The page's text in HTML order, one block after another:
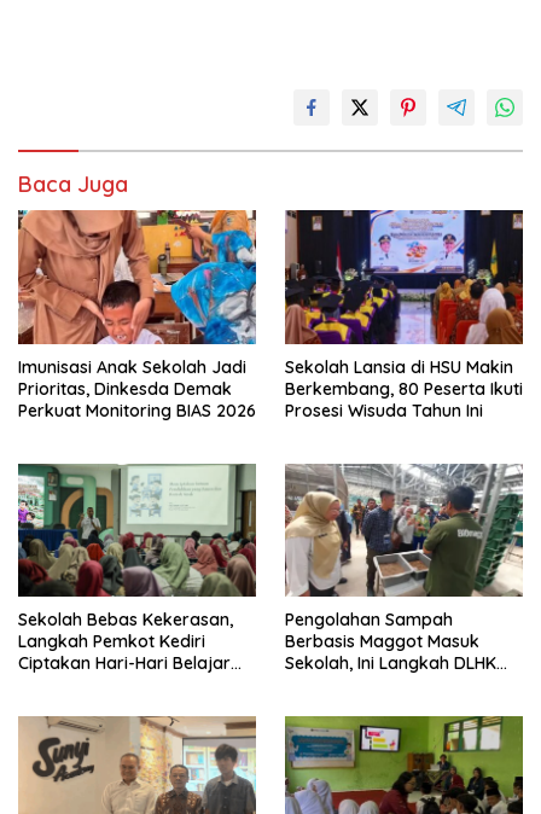
Baca Juga
Imunisasi Anak Sekolah Jadi
Prioritas, Dinkesda Demak
Perkuat Monitoring BIAS 2026
Sekolah Lansia di HSU Makin
Berkembang, 80 Peserta Ikuti
Prosesi Wisuda Tahun Ini
Sekolah Bebas Kekerasan,
Langkah Pemkot Kediri
Ciptakan Hari-Hari Belajar
Pengolahan Sampah
Berbasis Maggot Masuk
Sekolah, Ini Langkah DLHK